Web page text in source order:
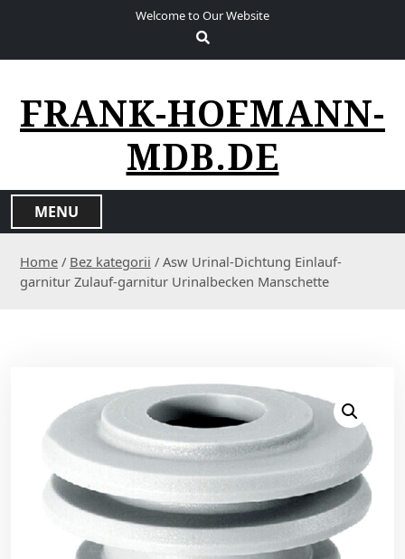
Welcome to Our Website
FRANK-HOFMANN-
MDB.DE
MENU
Home / Bez kategorii / Asw Urinal-Dichtung Einlauf-
garnitur Zulauf-garnitur Urinalbecken Manschette